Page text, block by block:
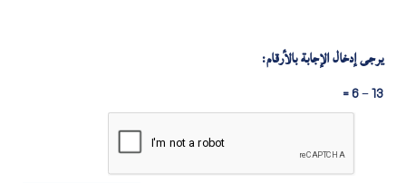
يرجى إدخال الإجابة بالأرقام:
13 − 6 =